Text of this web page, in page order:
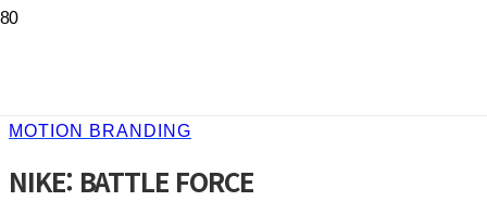
MOTION BRANDING
NIKE: BATTLE FORCE